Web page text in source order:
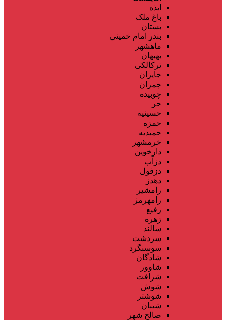
ایذه
باغ ملک
بستان
بندر امام خمینی
ماهشهر
بهبهان
ترکالکی
جایزان
چمران
چوبیده
حر
حسینیه
حمزه
حمیدیه
خرمشهر
دارخوین
دزآب
دزفول
دهدز
رامشیر
رامهرمز
رفیع
زهره
سالند
سردشت
سوسنگرد
شادگان
شاوور
شرافت
شوش
شوشتر
شیبان
صالح شهر